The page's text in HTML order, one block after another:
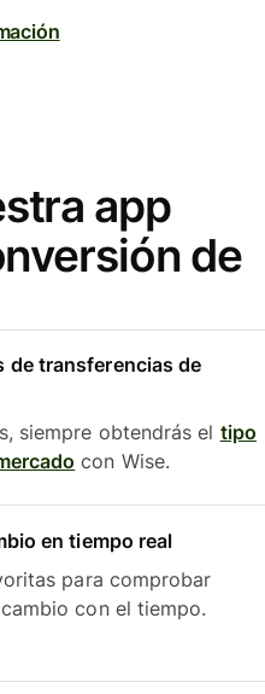
app
de
de transferencias de
siempre obtendrás el tipo
con Wise.
en tiempo real
para comprobar
con el tiempo.